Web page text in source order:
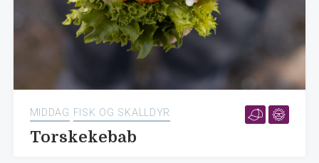
MIDDAG FISK OG SKALLDYR
Torskekebab